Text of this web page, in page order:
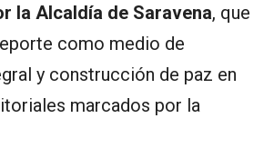
la Alcaldía de Saravena, que
como medio de
y construcción de paz en
marcados por la